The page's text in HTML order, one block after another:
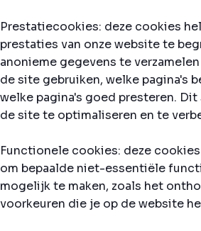
Prestatiecookies: deze cookies
prestaties van onze website te
anonieme gegevens te
de site gebruiken, welke pagina's
welke pagina's goed presteren.
de site te optimaliseren en te
Functionele cookies: deze
om bepaalde niet-essentiële
mogelijk te maken, zoals het
voorkeuren die je op de website